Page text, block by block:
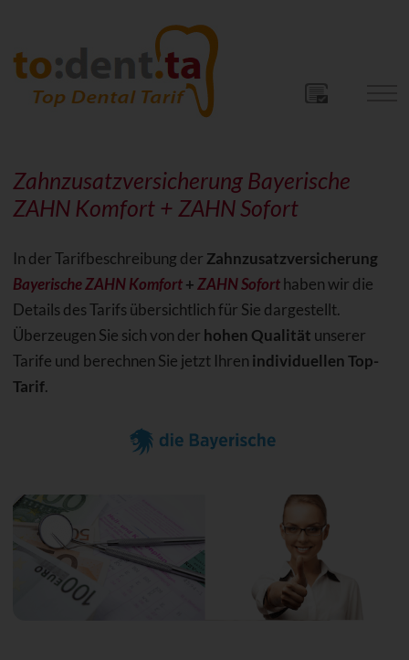
Zahnzusatzversicherung Bayerische
ZAHN Komfort + ZAHN Sofort
In der Tarifbeschreibung der Zahnzusatzversicherung
BayerischeZAHN Komfort+ZAHN Soforthaben wir die
Details des Tarifs übersichtlich für Sie dargestellt.
Überzeugen Sie sich von der hohen Qualität unserer
Tarife und berechnen Sie jetzt Ihren individuellen Top-
Tarif.